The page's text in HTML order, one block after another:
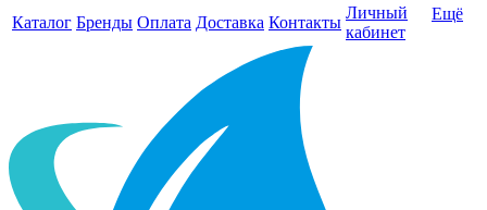
Каталог Бренды Оплата Доставка Контакты
Личный
кабинет
Ещё